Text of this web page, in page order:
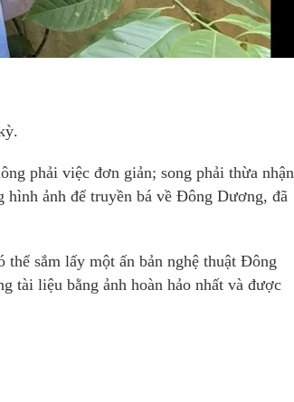
phải việc đơn giản; song phải thừa nhận
ảnh để truyền bá về Đông Dương, đã
sắm lấy một ấn bản nghệ thuật Đông
tài liệu bằng ảnh hoàn hảo nhất và được